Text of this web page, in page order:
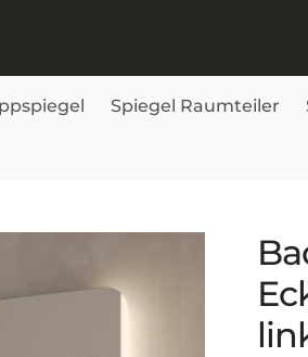
Spiegel Raumteiler
– Siena links rechts